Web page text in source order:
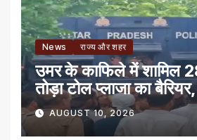
News राज्य और शहर
उमर के काफिले में शामिल
तोड़ा टोल प्लाजा का
AUGUST 10, 2026